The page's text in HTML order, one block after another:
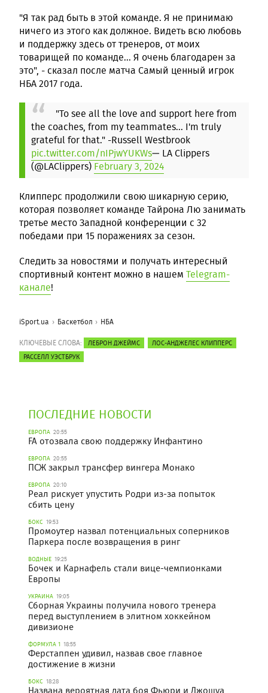
"Я так рад быть в этой команде. Я не принимаю
ничего из этого как должное. Видеть всю любовь
и поддержку здесь от тренеров, от моих
товарищей по команде... Я очень благодарен за
это", - сказал после матча Самый ценный игрок
НБА 2017 года.
"To see all the love and support here from
the coaches, from my teammates... I'm truly
grateful for that." -Russell Westbrook
pic.twitter.com/nIPjwYUKWs— LA Clippers
(@LAClippers) February 3, 2024
Клипперс продолжили свою шикарную серию,
которая позволяет команде Тайрона Лю занимать
третье место Западной конференции с 32
победами при 15 поражениях за сезон.
Следить за новостями и получать интересный
спортивный контент можно в нашем Telegram-
канале!
iSport.ua Баскетбол НБА
КЛЮЧЕВЫЕ СЛОВА: ЛЕБРОН ДЖЕЙМС
ЛОС-АНДЖЕЛЕС КЛИППЕРС
РАССЕЛЛ УЭСТБРУК
ПОСЛЕДНИЕ НОВОСТИ
ЕВРОПА 20:55
FA отозвала свою поддержку Инфантино
ЕВРОПА 20:55
ПСЖ закрыл трансфер вингера Монако
ЕВРОПА 20:10
Реал рискует упустить Родри из-за попыток
сбить цену
БОКС 19:53
Промоутер назвал потенциальных соперников
Паркера после возвращения в ринг
ВОДНЫЕ 19:25
Бочек и Карнафель стали вице-чемпионками
Европы
УКРАИНА 19:05
Сборная Украины получила нового тренера
перед выступлением в элитном хоккейном
дивизионе
ФОРМУЛА 1 18:55
Ферстаппен удивил, назвав свое главное
достижение в жизни
БОКС 18:28